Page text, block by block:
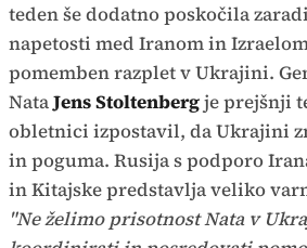
teden še dodatno poskočila
napetosti med Iranom in
pomemben razplet v Ukrajini.
NataJens Stoltenbergje prejšnji
obletnici izpostavil, da Ukrajini
in poguma. Rusija s podporo
in Kitajske predstavlja veliko
"Ne želimo prisotnost Nata v